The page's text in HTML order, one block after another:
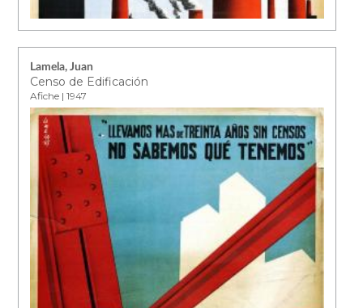
Lamela, Juan
Censo de Edificación
Afiche | 1947